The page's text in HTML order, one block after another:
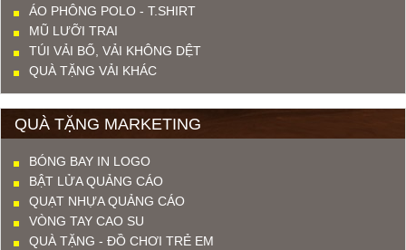
ÁO PHÔNG POLO - T.SHIRT
MŨ LƯỠI TRAI
TÚI VẢI BỐ, VẢI KHÔNG DỆT
QUÀ TẶNG VẢI KHÁC
QUÀ TẶNG MARKETING
BÓNG BAY IN LOGO
BẬT LỬA QUẢNG CÁO
QUẠT NHỰA QUẢNG CÁO
VÒNG TAY CAO SU
QUÀ TẶNG - ĐỒ CHƠI TRẺ EM